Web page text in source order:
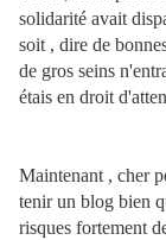
solidarité avait
soit , dire de
de gros seins
étais en droit
Maintenant , cher
tenir un blog bien
risques fortement